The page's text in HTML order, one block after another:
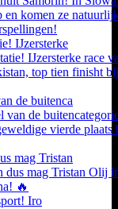
IJzersterke
de buitenca
mag Tristan
Iro